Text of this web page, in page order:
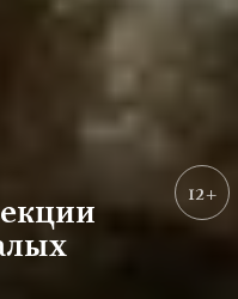
12+